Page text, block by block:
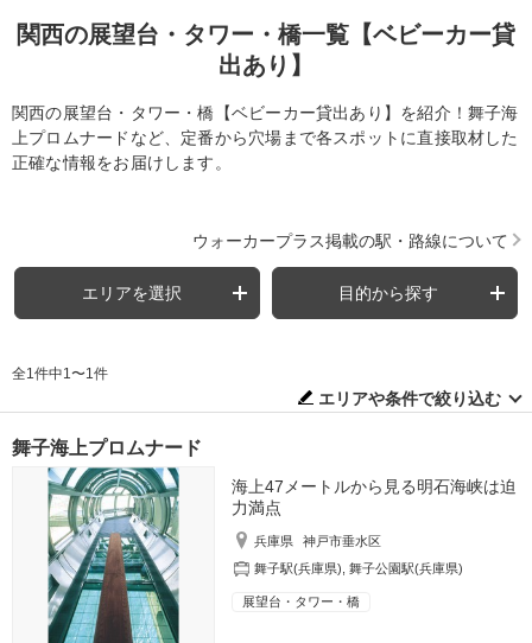
関西の展望台・タワー・橋一覧【ベビーカー貸
出あり】
関西の展望台・タワー・橋【ベビーカー貸出あり】を紹介！舞子海
上プロムナードなど、定番から穴場まで各スポットに直接取材した
正確な情報をお届けします。
ウォーカープラス掲載の駅・路線について
エリアを選択 目的から探す
全1件中1〜1件
エリアや条件で絞り込む
舞子海上プロムナード
海上47メートルから見る明石海峡は迫
力満点
兵庫県
神戸市垂水区
舞子駅(兵庫県) ,舞子公園駅(兵庫県)
展望台・タワー・橋